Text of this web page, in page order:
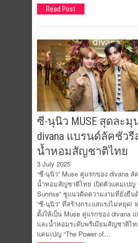
Read Post
ซี-นุนิว MUSE สุดละ
divana แบรนด์ลัคชัว
น้ำหอมสัญชาติไทย
3 July 2025
“ซี-นุนิว” Muse คู่แรกของ divana ลั
น้ำหอมสัญชาติไทย เปิดตัวแคมเปญ
Sunrise” ชูแนวคิดความงามที่ยั่งยื
“ซี-นุนิว” ที่สร้างกระแสแรงไม่หยุด!
ตั้งให้เป็น Muse คู่แรกของ divana
และน้ำหอมระดับพรีเมียมสัญชาติไ
แคมเปญ “The Power of…